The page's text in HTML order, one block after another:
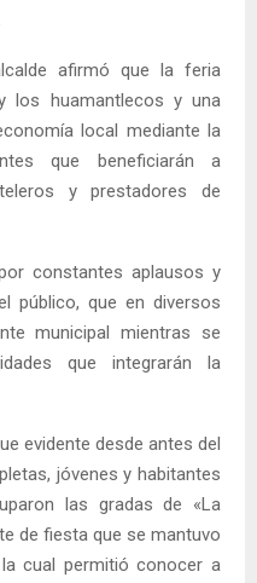
afirmó que la feria
los huamantlecos y una
local mediante la
que beneficiarán a
y prestadores de
constantes aplausos y
público, que en diversos
municipal mientras se
que integrarán la
evidente desde antes del
jóvenes y habitantes
las gradas de «La
de fiesta que se mantuvo
cual permitió conocer a